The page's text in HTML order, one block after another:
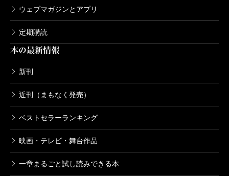
ウェブマガジンとアプリ
定期購読
本の最新情報
新刊
近刊（まもなく発売）
ベストセラーランキング
映画・テレビ・舞台作品
一章まるごと試し読みできる本